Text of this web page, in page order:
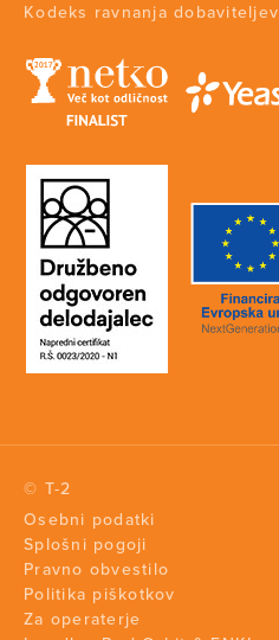
Kodeks ravnanja dobaviteljev
© T-2
Osebni podatki
Splošni pogoji
Pravno obvestilo
Politika piškotkov
Za operaterje